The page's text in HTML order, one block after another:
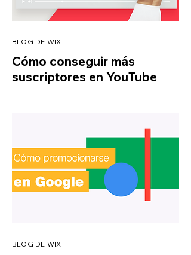
BLOG DE WIX
Cómo conseguir más
suscriptores en YouTube
BLOG DE WIX